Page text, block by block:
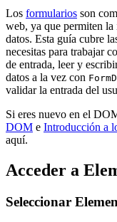
Los formularios son
web, ya que permiten
datos. Esta guía cubre
necesitas para trabajar
de entrada, leer y
datos a la vez con
validar la entrada del
Si eres nuevo en el
DOM e Introducción a
aquí.
Acceder a
Seleccionar